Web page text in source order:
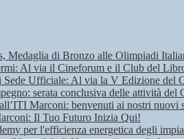
Medaglia di Bronzo alle Olimpiadi
Al via il Cineforum e il Club del
Ufficiale: Al via la V Edizione del
serata conclusiva delle attività del
Marconi: benvenuti ai nostri nuovi
Il Tuo Futuro Inizia Qui!
per l'efficienza energetica degli